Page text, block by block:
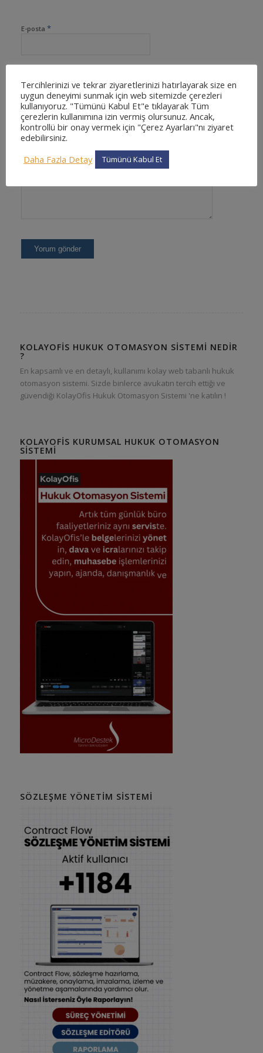
E-posta *
İnternet sitesi
KOLAYOFIS HUKUK OTOMASYON SISTEMI NEDIR
?
En kapsamlı ve en detaylı, kullanımı kolay web tabanlı hukuk
otomasyon sistemi. Sizde binlerce avukatın tercih ettiği ve
güvendiği KolayOfis Hukuk Otomasyon Sistemi 'ne katılın !
KOLAYOFIS KURUMSAL HUKUK OTOMASYON
SISTEMI
SÖZLEŞME YÖNETIM SISTEMI
Tercihlerinizi ve tekrar ziyaretlerinizi hatırlayarak size en
uygun deneyimi sunmak için web sitemizde çerezleri
kullanıyoruz. "Tümünü Kabul Et"e tıklayarak Tüm
çerezlerin kullanımına izin vermiş olursunuz. Ancak,
kontrollü bir onay vermek için "Çerez Ayarları"nı ziyaret
edebilirsiniz.
Daha Fazla Detay
Tümünü Kabul Et